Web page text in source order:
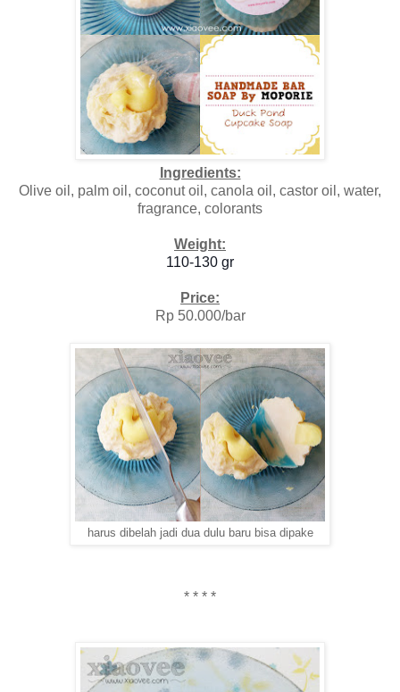
Ingredients:
Olive oil, palm oil, coconut oil, canola oil, castor oil, water,
fragrance, colorants
Weight:
110-130 gr
Price:
Rp 50.000/bar
harus dibelah jadi dua dulu baru bisa dipake
* * * *